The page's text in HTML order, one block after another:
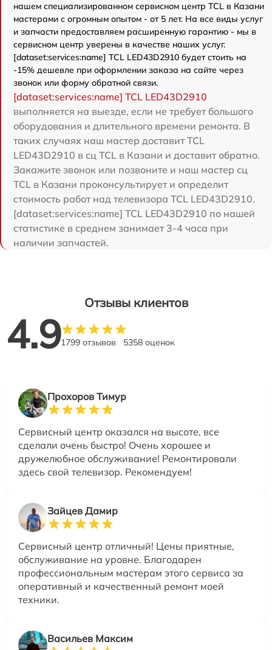
нашем специализированном сервисном центр TCL в Казани
мастерами с огромным опытом - от 5 лет. На все виды услуг
и запчасти предоставляем расширенную гарантию - мы в
сервисном центр уверены в качестве наших услуг.
[dataset:services:name] TCL LED43D2910 будет стоить на
-15% дешевле при оформлении заказа на сайте через
звонок или форму обратной связи.
[dataset:services:name] TCL LED43D2910
выполняется на выезде, если не требует большого
оборудования и длительного времени ремонта. В
таких случаях наш мастер доставит TCL
LED43D2910 в сц TCL в Казани и доставит обратно.
Закажите звонок или позвоните и наш мастер сц
TCL в Казани проконсультирует и определит
стоимость работ над телевизора TCL LED43D2910.
[dataset:services:name] TCL LED43D2910 по нашей
статистике в среднем занимает 3-4 часа при
наличии запчастей.
Отзывы клиентов
4.91799 отзывов 5358 оценок
Прохоров Тимур
Сервисный центр оказался на высоте, все
сделали очень быстро! Очень хорошее и
дружелюбное обслуживание! Ремонтировали
здесь свой телевизор. Рекомендуем!
Зайцев Дамир
Сервисный центр отличный! Цены приятные,
обслуживание на уровне. Благодарен
профессиональным мастерам этого сервиса за
оперативный и качественный ремонт моей
техники.
Васильев Максим